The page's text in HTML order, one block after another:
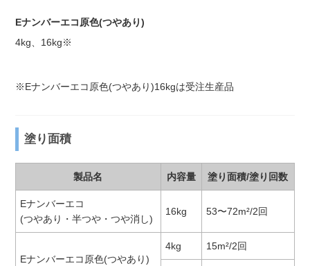
Eナンバーエコ原色(つやあり)
4kg、16kg※
※Eナンバーエコ原色(つやあり)16kgは受注生産品
塗り面積
製品名 内容量 塗り面積/塗り回数
Eナンバーエコ
(つやあり・半つや・つや消し)
16kg 53〜72m²/2回
Eナンバーエコ原色(つやあり)
4kg 15m²/2回